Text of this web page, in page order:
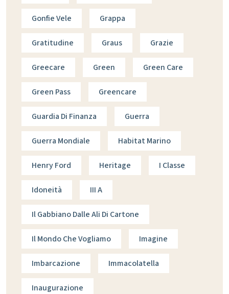
Gonfie Vele Grappa
Gratitudine Graus Grazie
Greecare Green Green Care
Green Pass Greencare
Guardia Di Finanza Guerra
Guerra Mondiale Habitat Marino
Henry Ford Heritage I Classe
Idoneità III A
Il Gabbiano Dalle Ali Di Cartone
Il Mondo Che Vogliamo Imagine
Imbarcazione Immacolatella
Inaugurazione